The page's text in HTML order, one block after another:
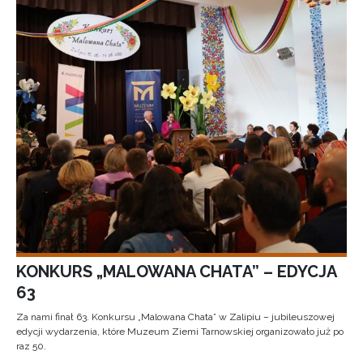
KONKURS „MALOWANA CHATA” – EDYCJA
63
Za nami finał 63. Konkursu „Malowana Chata” w Zalipiu – jubileuszowej
edycji wydarzenia, które Muzeum Ziemi Tarnowskiej organizowało już po
raz 50.